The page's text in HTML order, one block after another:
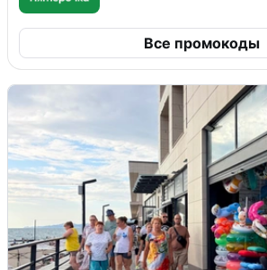
Все промокоды